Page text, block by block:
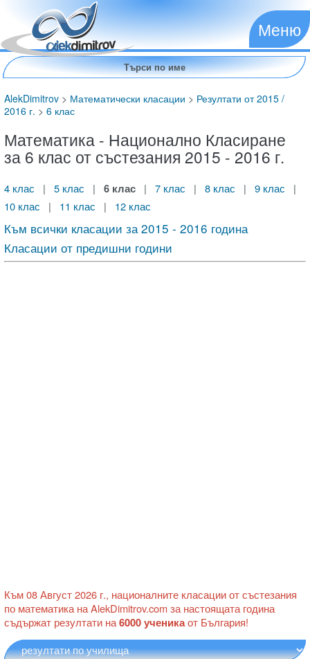
Меню
AlekDimitrov > Математически класации > Резултати от 2015 /
2016 г. > 6 клас
Математика - Национално Класиране
за 6 клас от състезания 2015 - 2016 г.
4 клас | 5 клас | 6 клас | 7 клас | 8 клас | 9 клас
|
10 клас
| 11 клас | 12 клас
Към всички класации за 2015 - 2016 година
Класации от предишни години
Към 08 Август 2026 г., националните класации от състезания
по математика на AlekDimitrov.com за настоящата година
съдържат резултати на6000 ученикаот България!